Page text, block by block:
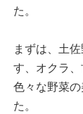
た。
まずは、土
す、オクラ
色々な野菜
た。